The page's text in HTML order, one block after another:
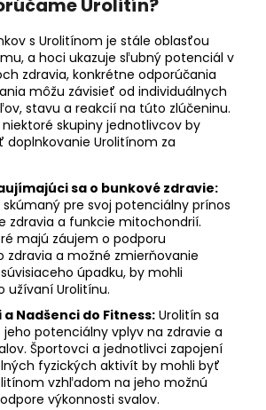
Urolitín?
s Urolitínom je stále oblasťou
a hoci ukazuje sľubný potenciál v
zdravia, konkrétne odporúčania
môžu závisieť od individuálnych
stavu a reakcií na túto zlúčeninu.
niektoré skupiny jednotlivcov by
doplnkovanie Urolitínom za
sa o bunkové zdravie:
skúmaný pre svoj potenciálny prínos
zdravia a funkcie mitochondrií.
majú záujem o podporu
zdravia a možné zmierňovanie
úpadku, by mohli
užívaní Urolitínu.
Nadšenci do Fitness: Urolitín sa
jeho potenciálny vplyv na zdravie a
Športovci a jednotlivci zapojení
fyzických aktivít by mohli byť
vzhľadom na jeho možnú
výkonnosti svalov.